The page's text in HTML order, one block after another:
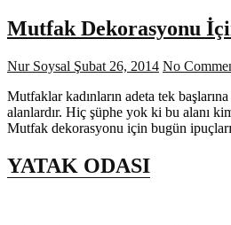
Mutfak Dekorasyonu
Nur Soysal Şubat 26, 2014 No
Mutfaklar kadınların adeta tek
alanlardır. Hiç şüphe yok ki bu alanı
Mutfak dekorasyonu için bugün
YATAK ODASI